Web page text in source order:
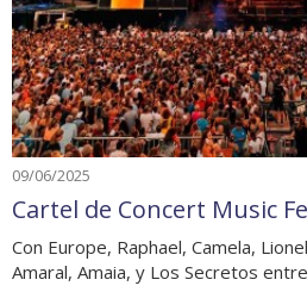
09/06/2025
Cartel de Concert Music
Con Europe, Raphael, Camela,
Amaral, Amaia, y Los Secretos